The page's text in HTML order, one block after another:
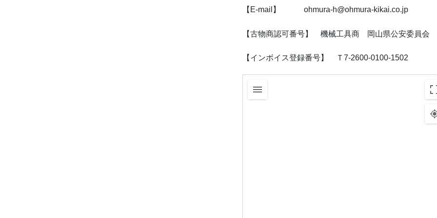
【E-mail】 ohmura-h@ohmura-kikai.co.jp
【古物商認可番号】 機械工具商 岡山県公安委員会
【インボイス登録番号】 Ｔ7-2600-0100-1502